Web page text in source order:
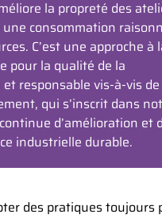
la propreté des
consommation
C’est une approche à
pour la qualité de la
responsable vis-à-vis de
qui s’inscrit dans
d’amélioration et
industrielle durable.
des pratiques